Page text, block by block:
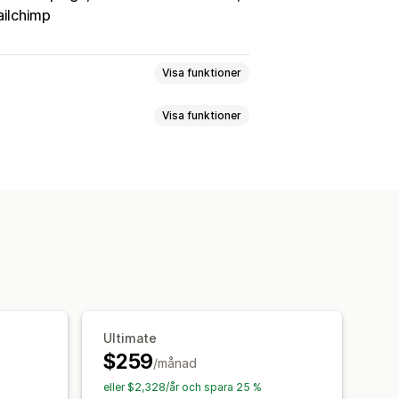
Visa funktioner
Visa funktioner
Kundsegment
Ultimate
$259/månad
eller $2,328/år och spara 25 %